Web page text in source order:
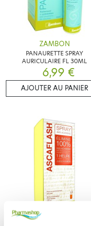
ZAMBON
PANAURETTE SPRAY
AURICULAIRE FL 30ML
6,99 €
AJOUTER AU PANIER
ZAMBON